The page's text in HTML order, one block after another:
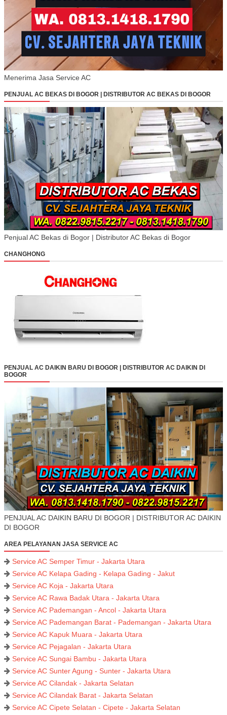
Menerima Jasa Service AC
PENJUAL AC BEKAS DI BOGOR | DISTRIBUTOR AC BEKAS DI BOGOR
Penjual AC Bekas di Bogor | Distributor AC Bekas di Bogor
CHANGHONG
PENJUAL AC DAIKIN BARU DI BOGOR | DISTRIBUTOR AC DAIKIN DI
BOGOR
PENJUAL AC DAIKIN BARU DI BOGOR | DISTRIBUTOR AC DAIKIN
DI BOGOR
AREA PELAYANAN JASA SERVICE AC
Service AC Semper Timur - Jakarta Utara
Service AC Kelapa Gading - Kelapa Gading - Jakut
Service AC Koja - Jakarta Utara
Service AC Rawa Badak Utara - Jakarta Utara
Service AC Pademangan - Ancol - Jakarta Utara
Service AC Pademangan Barat - Pademangan - Jakarta Utara
Service AC Kapuk Muara - Jakarta Utara
Service AC Pejagalan - Jakarta Utara
Service AC Sungai Bambu - Jakarta Utara
Service AC Sunter Agung - Sunter - Jakarta Utara
Service AC Cilandak - Jakarta Selatan
Service AC Cilandak Barat - Jakarta Selatan
Service AC Cipete Selatan - Cipete - Jakarta Selatan